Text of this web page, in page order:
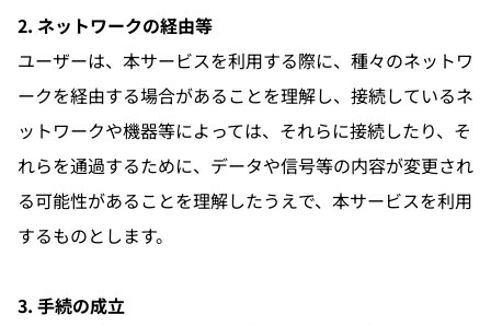
2. ネットワークの経由等
ユーザーは、本サービスを利用する際に、種々のネットワ
ークを経由する場合があることを理解し、接続しているネ
ットワークや機器等によっては、それらに接続したり、そ
れらを通過するために、データや信号等の内容が変更され
る可能性があることを理解したうえで、本サービスを利用
するものとします。
3. 手続の成立